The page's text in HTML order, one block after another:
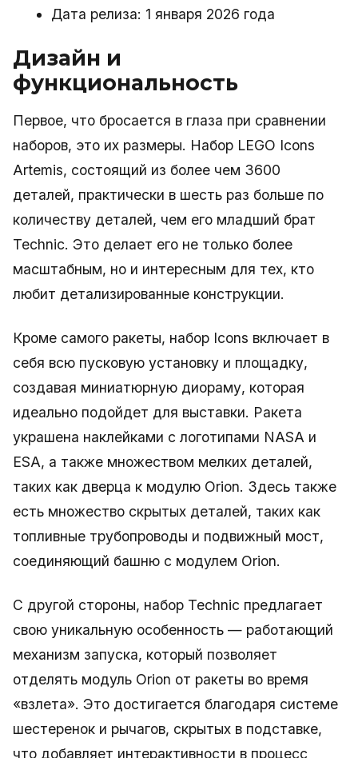
Дата релиза: 1 января 2026 года
Дизайн и
функциональность
Первое, что бросается в глаза при сравнении
наборов, это их размеры. Набор LEGO Icons
Artemis, состоящий из более чем 3600
деталей, практически в шесть раз больше по
количеству деталей, чем его младший брат
Technic. Это делает его не только более
масштабным, но и интересным для тех, кто
любит детализированные конструкции.
Кроме самого ракеты, набор Icons включает в
себя всю пусковую установку и площадку,
создавая миниатюрную диораму, которая
идеально подойдет для выставки. Ракета
украшена наклейками с логотипами NASA и
ESA, а также множеством мелких деталей,
таких как дверца к модулю Orion. Здесь также
есть множество скрытых деталей, таких как
топливные трубопроводы и подвижный мост,
соединяющий башню с модулем Orion.
С другой стороны, набор Technic предлагает
свою уникальную особенность — работающий
механизм запуска, который позволяет
отделять модуль Orion от ракеты во время
«взлета». Это достигается благодаря системе
шестеренок и рычагов, скрытых в подставке,
что добавляет интерактивности в процесс